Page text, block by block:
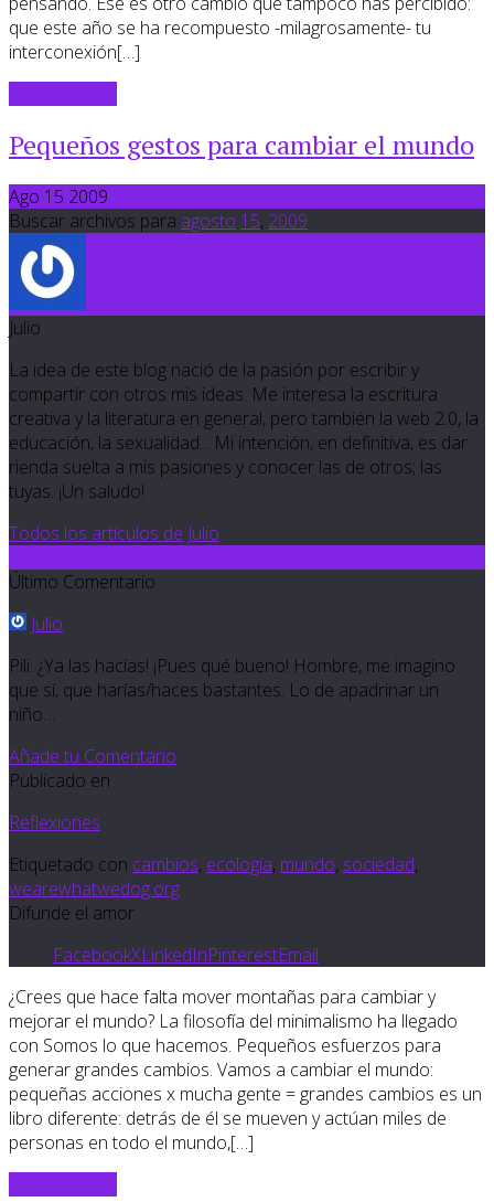
que este año se ha recompuesto -milagrosamente- tu
interconexión[…]
Pequeños gestos para cambiar el mundo
Ago 15 2009
Buscar archivos para agosto 15, 2009
Julio
La idea de este blog nació de la pasión por escribir y
compartir con otros mis ideas. Me interesa la escritura
creativa y la literatura en general, pero también la web 2.0, la
educación, la sexualidad... Mi intención, en definitiva, es dar
rienda suelta a mis pasiones y conocer las de otros; las
tuyas. ¡Un saludo!
Todos los artículos de Julio
Último Comentario
Julio
Pili: ¿Ya las hacías! ¡Pues qué bueno! Hombre, me imagino
que sí, que harías/haces bastantes. Lo de apadrinar un
niño…
Añade tu Comentario
Publicado en
Reflexiones
Etiquetado con cambios, ecología, mundo, sociedad,
wearewhatwedog.org
Difunde el amor
FacebookXLinkedInPinterestEmail
¿Crees que hace falta mover montañas para cambiar y
mejorar el mundo? La filosofía del minimalismo ha llegado
con Somos lo que hacemos. Pequeños esfuerzos para
generar grandes cambios. Vamos a cambiar el mundo:
pequeñas acciones x mucha gente = grandes cambios es un
libro diferente: detrás de él se mueven y actúan miles de
personas en todo el mundo,[…]